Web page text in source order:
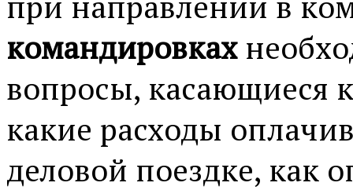
командировках
вопросы, касающиеся
какие расходы
деловой поездке, как